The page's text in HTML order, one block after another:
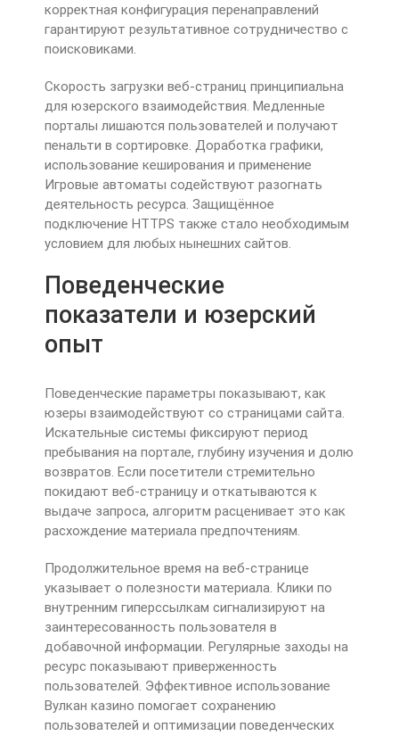
корректная конфигурация перенаправлений
гарантируют результативное сотрудничество с
поисковиками.
Скорость загрузки веб-страниц принципиальна
для юзерского взаимодействия. Медленные
порталы лишаются пользователей и получают
пенальти в сортировке. Доработка графики,
использование кеширования и применение
Игровые автоматы содействуют разогнать
деятельность ресурса. Защищённое
подключение HTTPS также стало необходимым
условием для любых нынешних сайтов.
Поведенческие
показатели и юзерский
опыт
Поведенческие параметры показывают, как
юзеры взаимодействуют со страницами сайта.
Искательные системы фиксируют период
пребывания на портале, глубину изучения и долю
возвратов. Если посетители стремительно
покидают веб-страницу и откатываются к
выдаче запроса, алгоритм расценивает это как
расхождение материала предпочтениям.
Продолжительное время на веб-странице
указывает о полезности материала. Клики по
внутренним гиперссылкам сигнализируют на
заинтересованность пользователя в
добавочной информации. Регулярные заходы на
ресурс показывают приверженность
пользователей. Эффективное использование
Вулкан казино помогает сохранению
пользователей и оптимизации поведенческих